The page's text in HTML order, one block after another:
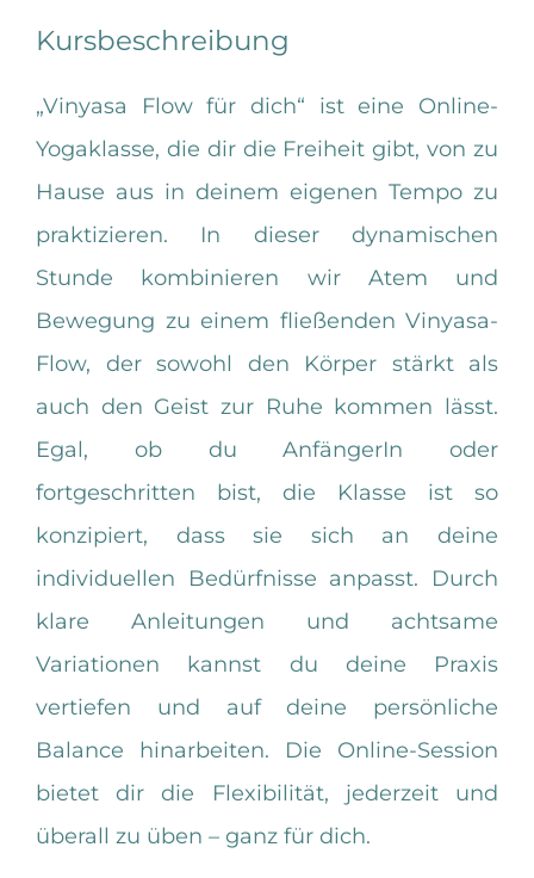
Kursbeschreibung
„Vinyasa Flow für dich“ ist eine Online-
Yogaklasse, die dir die Freiheit gibt, von zu
Hause aus in deinem eigenen Tempo zu
praktizieren. In dieser dynamischen
Stunde kombinieren wir Atem und
Bewegung zu einem fließenden Vinyasa-
Flow, der sowohl den Körper stärkt als
auch den Geist zur Ruhe kommen lässt.
Egal, ob du AnfängerIn oder
fortgeschritten bist, die Klasse ist so
konzipiert, dass sie sich an deine
individuellen Bedürfnisse anpasst. Durch
klare Anleitungen und achtsame
Variationen kannst du deine Praxis
vertiefen und auf deine persönliche
Balance hinarbeiten. Die Online-Session
bietet dir die Flexibilität, jederzeit und
überall zu üben – ganz für dich.